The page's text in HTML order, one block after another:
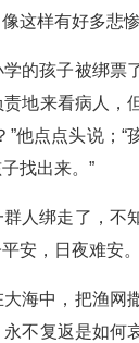
这样有好多悲
的孩子被绑票
地来看病人，
”他点点头说；
找出来。”
人绑走了，不
安，日夜难安
海中，把渔网
不复返是如何